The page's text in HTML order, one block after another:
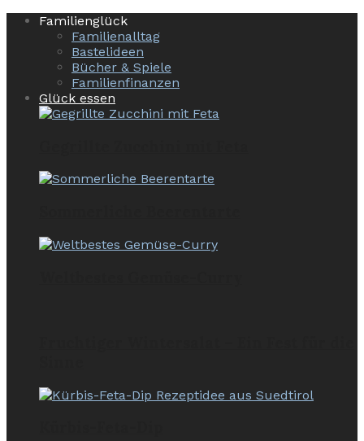
Familienglück
Familienalltag
Bastelideen
Bücher & Spiele
Familienfinanzen
Glück essen